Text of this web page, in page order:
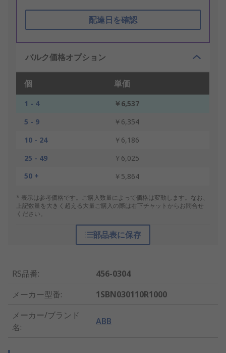
配達日を確認
バルク価格オプション
個 単価
1 - 4
￥6,537
5 - 9
￥6,354
10 - 24
￥6,186
25 - 49
￥6,025
50 +
￥5,864
* 表示は参考価格です。ご購入数量によって価格は変動します。なお、
上記数量を大きく超える大量ご購入の際は右下チャットからお問合せ
ください。
部品表に保存
RS品番:
456-0304
メーカー型番:
1SBN030110R1000
メーカー/ブランド
名:
ABB